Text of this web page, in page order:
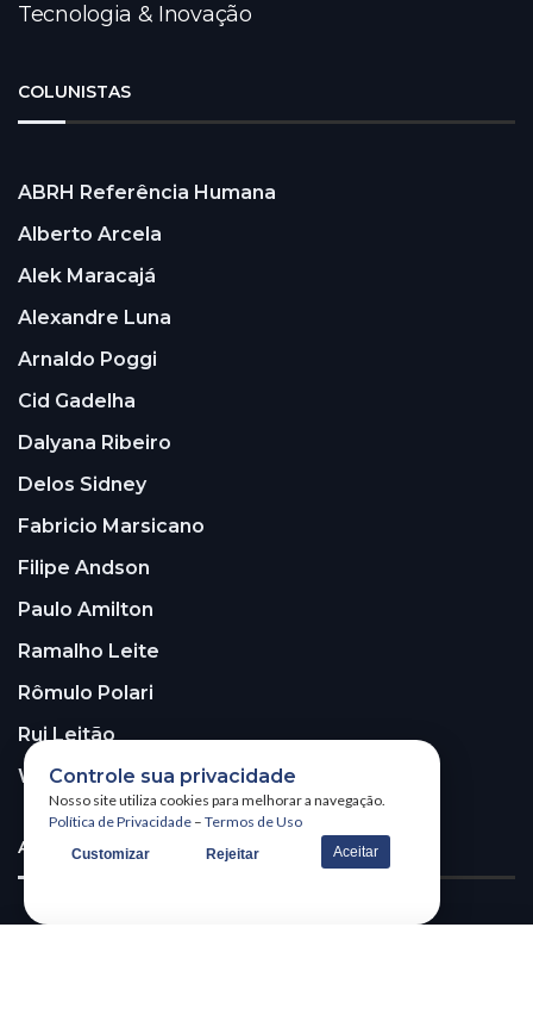
Tecnologia & Inovação
COLUNISTAS
ABRH Referência Humana
Alberto Arcela
Alek Maracajá
Alexandre Luna
Arnaldo Poggi
Cid Gadelha
Dalyana Ribeiro
Delos Sidney
Fabricio Marsicano
Filipe Andson
Paulo Amilton
Ramalho Leite
Rômulo Polari
Rui Leitão
Walter Santos
ASSINE A NOSSA NEWSLETTER!
Controle sua privacidade
Nosso site utiliza cookies para melhorar a navegação.
Política de Privacidade – Termos de Uso
Customizar Rejeitar Aceitar